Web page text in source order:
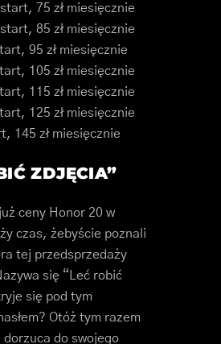
start, 75 zł miesięcznie
start, 85 zł miesięcznie
95 zł miesięcznie
105 zł miesięcznie
115 zł miesięcznie
125 zł miesięcznie
145 zł miesięcznie
ZDJĘCIA”
ceny Honor 20 w
czas, żebyście poznali
tej przedsprzedaży
się “Leć robić
się pod tym
Otóż tym razem
do swojego